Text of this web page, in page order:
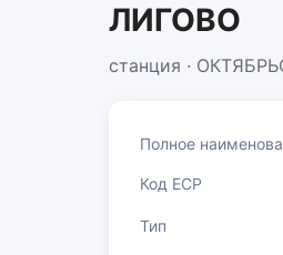
ЛИГОВО
станция ·
Полное
Код ЕСР
Тип